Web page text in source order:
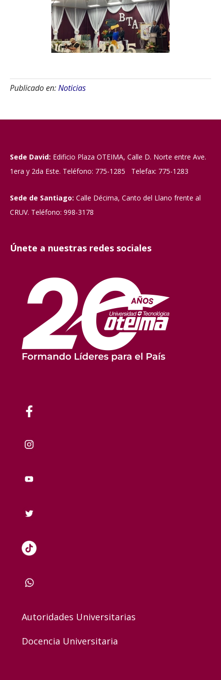
Publicado en:Noticias
Sede David: Edificio Plaza OTEIMA, Calle D. Norte entre Ave.
1era y 2da Este. Teléfono: 775-1285 Telefax: 775-1283
Sede de Santiago: Calle Décima, Canto del Llano frente al
CRUV. Teléfono: 998-3178
Únete a nuestras redes sociales
Autoridades Universitarias
Docencia Universitaria